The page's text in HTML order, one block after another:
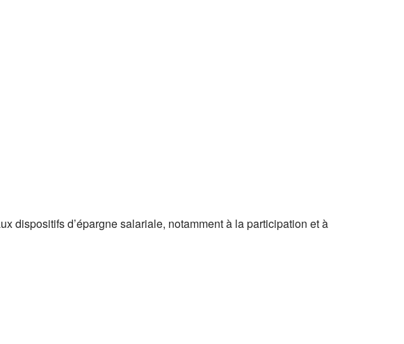
dispositifs d’épargne salariale, notamment à la participation et à